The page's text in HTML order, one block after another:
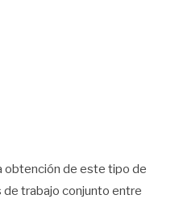
obtención de este tipo de
trabajo conjunto entre